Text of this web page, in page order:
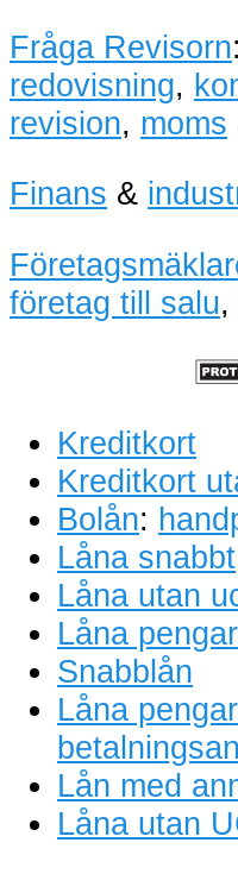
Fråga Revisorn:
redovisning,
revision, moms
Finans &
företag till salu,
Kreditkort
Kreditkort
Bolån:
Låna snabbt
Låna utan
Låna
Snabblån
Låna
Lån med
Låna utan